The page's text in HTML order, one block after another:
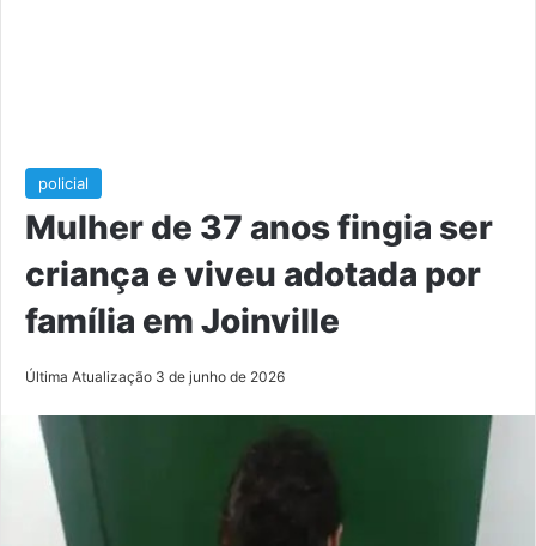
policial
Mulher de 37 anos fingia ser
criança e viveu adotada por
família em Joinville
Última Atualização 3 de junho de 2026